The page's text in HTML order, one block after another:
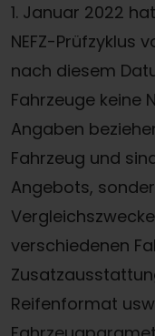
1. Januar 2022
NEFZ-Prüfzyklus
nach diesem
Fahrzeuge keine
Angaben
Fahrzeug und
Angebots,
verschiedenen
Reifenformat